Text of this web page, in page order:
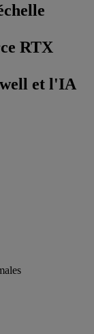
RTX
et l'IA